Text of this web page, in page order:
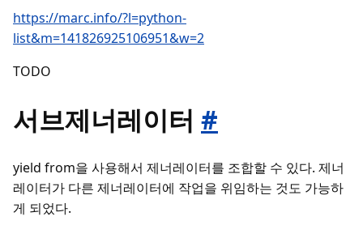
https://marc.info/?l=python-
list&m=141826925106951&w=2
TODO
서브제너레이터 #
yield from을 사용해서 제너레이터를 조합할 수 있다. 제너
레이터가 다른 제너레이터에 작업을 위임하는 것도 가능하
게 되었다.